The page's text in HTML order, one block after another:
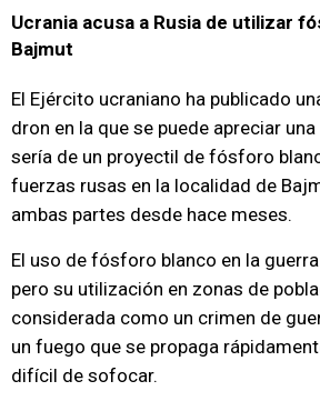
Ucrania acusa a Rusia de utilizar
Bajmut
El Ejército ucraniano ha publicado
dron en la que se puede apreciar
sería de un proyectil de fósforo
fuerzas rusas en la localidad de
ambas partes desde hace meses.
El uso de fósforo blanco en la
pero su utilización en zonas de
considerada como un crimen de
un fuego que se propaga
difícil de sofocar.